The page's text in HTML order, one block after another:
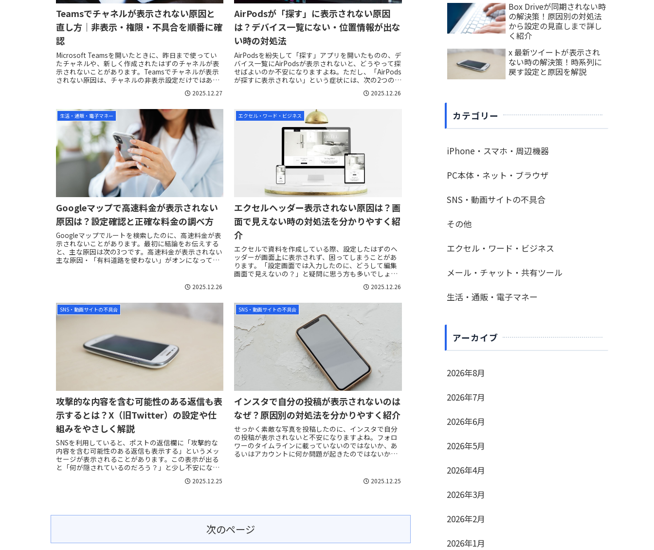
Teamsでチャネルが表示されない原因と
直し方｜非表示・権限・不具合を順番に確
認
Microsoft Teamsを開いたときに、昨日まで使ってい
たチャネルや、新しく作成されたはずのチャネルが表
示されないことがあります。Teamsでチャネルが表示
されない原因は、チャネルの非表示設定だけではあり
2025.12.27
AirPodsが「探す」に表示されない原因
は？デバイス一覧にない・位置情報が出な
い時の対処法
AirPodsを紛失して「探す」アプリを開いたものの、デ
バイス一覧にAirPodsが表示されないと、どうやって探
せばよいのか不安になりますよね。ただし、「AirPods
が探すに表示されない」という症状には、次の2つのパ
2025.12.26
生活・通販・電子マネー
Googleマップで高速料金が表示されない
原因は？設定確認と正確な料金の調べ方
Googleマップでルートを検索したのに、高速料金が表
示されないことがあります。最初に結論をお伝えする
と、主な原因は次の3つです。高速料金が表示されない
主な原因・「有料道路を使わない」がオンになってい
2025.12.26
エクセル・ワード・ビジネス
エクセルヘッダー表示されない原因は？画
面で見えない時の対処法を分かりやすく紹
介
エクセルで資料を作成している際、設定したはずのヘ
ッダーが画面上に表示されず、困ってしまうことがあ
ります。「設定画面では入力したのに、どうして編集
画面で見えないの？」と疑問に思う方も多いでしょ
2025.12.26
SNS・動画サイトの不具合
攻撃的な内容を含む可能性のある返信も表
示するとは？X（旧Twitter）の設定や仕
組みをやさしく解説
SNSを利用していると、ポストの返信欄に「攻撃的な
内容を含む可能性のある返信も表示する」というメッ
セージが表示されることがあります。この表示が出る
と「何が隠されているのだろう？」と少し不安になっ
2025.12.25
SNS・動画サイトの不具合
インスタで自分の投稿が表示されないのは
なぜ？原因別の対処法を分かりやすく紹介
せっかく素敵な写真を投稿したのに、インスタで自分
の投稿が表示されないと不安になりますよね。フォロ
ワーのタイムラインに載っていないのではないか、あ
るいはアカウントに何か問題が起きたのではないか
2025.12.25
次のページ
Box Driveが同期されない時
の解決策！原因別の対処法
から設定の見直しまで詳し
く紹介
x 最新ツイートが表示され
ない時の解決策！時系列に
戻す設定と原因を解説
カテゴリー
iPhone・スマホ・周辺機器
PC本体・ネット・ブラウザ
SNS・動画サイトの不具合
その他
エクセル・ワード・ビジネス
メール・チャット・共有ツール
生活・通販・電子マネー
アーカイブ
2026年8月
2026年7月
2026年6月
2026年5月
2026年4月
2026年3月
2026年2月
2026年1月